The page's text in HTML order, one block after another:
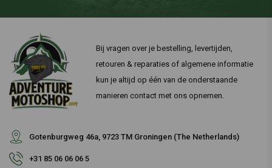
Bij vragen over je bestelling, levertijden,
retouren & reparaties of algemene informatie
kun je altijd op één van de onderstaande
manieren contact met ons opnemen.
Gotenburgweg 46a, 9723 TM Groningen (The Netherlands)
+31 85 06 06 06 5